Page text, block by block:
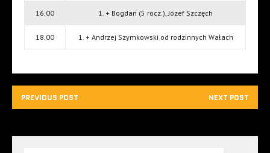
16.00 1. + Bogdan (5 rocz.), Józef Szczęch
18.00 1. + Andrzej Szymkowski od rodzinnych Wałach
PREVIOUS POST NEXT POST